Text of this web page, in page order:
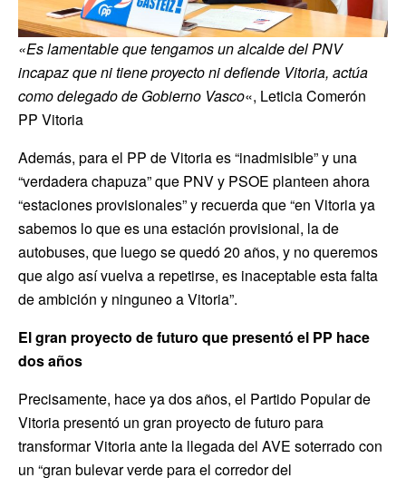
«Es lamentable que tengamos un alcalde del PNV
incapaz que ni tiene proyecto ni defiende Vitoria, actúa
como delegado de Gobierno Vasco«, Leticia Comerón
PP Vitoria
Además, para el PP de Vitoria es “inadmisible” y una
“verdadera chapuza” que PNV y PSOE planteen ahora
“estaciones provisionales” y recuerda que “en Vitoria ya
sabemos lo que es una estación provisional, la de
autobuses, que luego se quedó 20 años, y no queremos
que algo así vuelva a repetirse, es inaceptable esta falta
de ambición y ninguneo a Vitoria”.
El gran proyecto de futuro que presentó el PP hace
dos años
Precisamente, hace ya dos años, el Partido Popular de
Vitoria presentó un gran proyecto de futuro para
transformar Vitoria ante la llegada del AVE soterrado con
un “gran bulevar verde para el corredor del